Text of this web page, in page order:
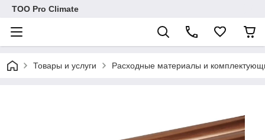
ТОО Pro Climate
Товары и услуги Расходные материалы и